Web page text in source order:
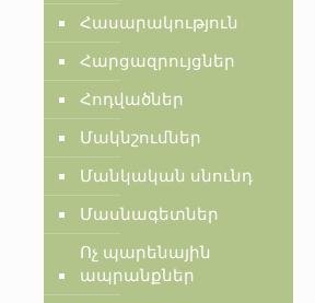
Հասարակություն
Հարցազրույցներ
Հոդվածներ
Մակնշումներ
Մանկական սնունդ
Մասնագետներ
Ոչ պարենային
ապրանքներ